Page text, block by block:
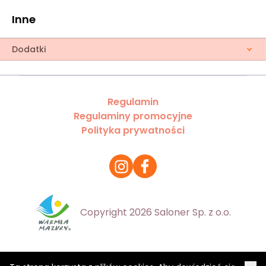
Inne
Dodatki
Regulamin
Regulaminy promocyjne
Polityka prywatności
Copyright 2026 Saloner Sp. z o.o.